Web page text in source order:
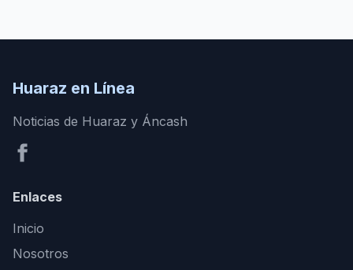
Huaraz en Línea
Noticias de Huaraz y Áncash
Enlaces
Inicio
Nosotros